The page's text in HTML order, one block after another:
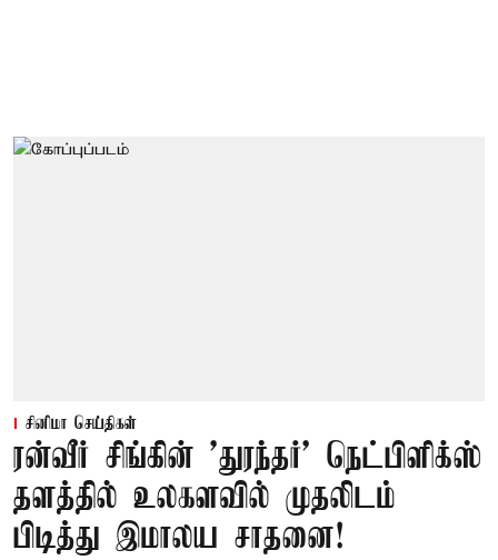
சினிமா செய்திகள்
ரன்வீர் சிங்கின் 'துரந்தர்' நெட்பிளிக்ஸ்
தளத்தில் உலகளவில் முதலிடம்
பிடித்து இமாலய சாதனை!